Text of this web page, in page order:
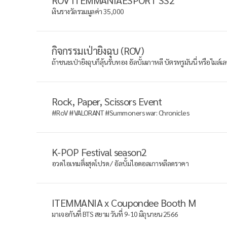
เงินรางวัลรวมมูลค่า 35,000
กิจกรรมเป่ายิงฉุบ (ROV)
ถ้าชนะเป่ายิงฉุบก็ลุ้นรับทอง อัลบั้มเกาหลี บัตรทรูมันนี่ หรือไมล์เล
Rock, Paper, Scissors Event
#RoV #VALORANT #Summoners war: Chronicles
K-POP Festival season2
อวดไอเทมติ่งสุดโปรด / อัลบั้มไอดอลเกาหลีลดราคา
ITEMMANIA x Coupondee Booth M
มาเจอกันที่ BTS สยาม วันที่ 9-10 มิถุนายน 2566